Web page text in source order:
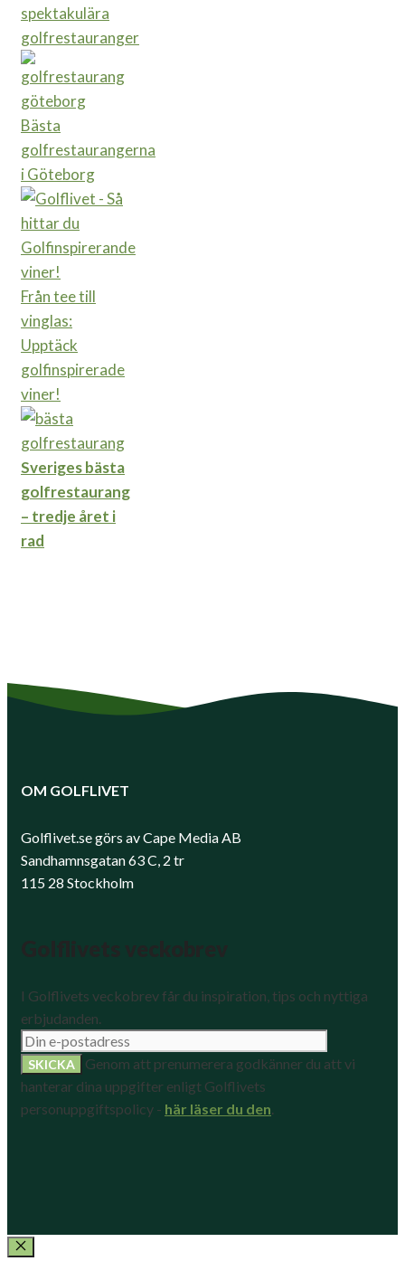
spektakulära
golfrestauranger
Bästa
golfrestaurangerna
i Göteborg
Från tee till
vinglas:
Upptäck
golfinspirerade
viner!
Sveriges bästa
golfrestaurang
– tredje året i
rad
OM GOLFLIVET
Golflivet.se görs av Cape Media AB
Sandhamnsgatan 63 C, 2 tr
115 28 Stockholm
I Golflivets veckobrev får du inspiration, tips och nyttiga
erbjudanden.
Genom att prenumerera godkänner du att vi
hanterar dina uppgifter enligt Golflivets
personuppgiftspolicy - här läser du den.